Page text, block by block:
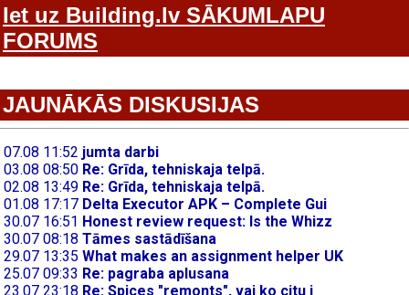
Iet uz Building.lv SĀKUMLAPU
FORUMS
JAUNĀKĀS DISKUSIJAS